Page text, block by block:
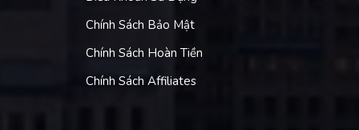
Chính Sách Bảo Mật
Chính Sách Hoàn Tiền
Chính Sách Affiliates